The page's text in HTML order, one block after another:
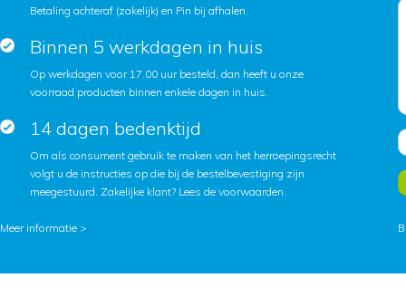
Betaling achteraf (zakelijk) en Pin bij afhalen.
Binnen 5 werkdagen in huis
Op werkdagen voor 17.00 uur besteld, dan heeft u onze
voorraad producten binnen enkele dagen in huis.
14 dagen bedenktijd
Om als consument gebruik te maken van het herroepingsrecht
volgt u de instructies op die bij de bestelbevestiging zijn
meegestuurd. Zakelijke klant? Lees de voorwaarden.
Meer informatie >